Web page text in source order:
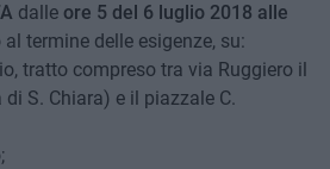
dalle ore 5 del 6 luglio 2018 alle
al termine delle esigenze, su:
tratto compreso tra via Ruggiero il
S. Chiara) e il piazzale C.